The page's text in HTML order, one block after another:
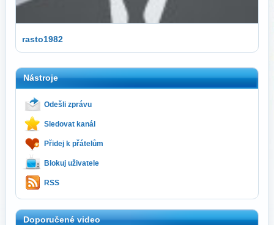
rasto1982
Nástroje
Odešli zprávu
Sledovat kanál
Přidej k přátelům
Blokuj uživatele
RSS
Doporučené video